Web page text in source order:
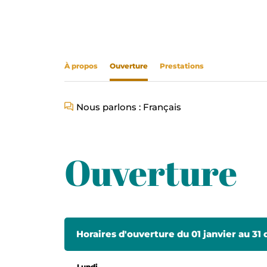
À propos Ouverture Prestations
Nous parlons : Français
Ouverture
Horaires d'ouverture du 01 janvier au 31